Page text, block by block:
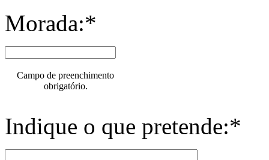
Morada:*
Campo de preenchimento
obrigatório.
Indique o que pretende:*